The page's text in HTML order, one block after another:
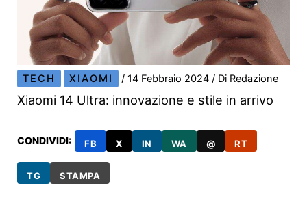
TECH XIAOMI /14 Febbraio 2024/ Di Redazione
Xiaomi 14 Ultra: innovazione e stile in arrivo
CONDIVIDI: FB X IN WA @ RT
TG STAMPA